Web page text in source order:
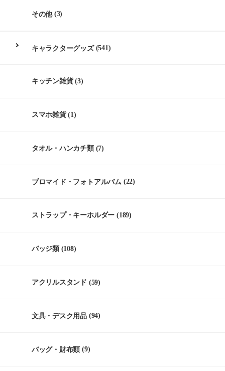
その他(3)
キャラクターグッズ(541)
キッチン雑貨(3)
スマホ雑貨(1)
タオル・ハンカチ類(7)
ブロマイド・フォトアルバム (22)
ストラップ・キーホルダー (189)
バッジ類(108)
アクリルスタンド (59)
文具・デスク用品 (94)
バッグ・財布類 (9)